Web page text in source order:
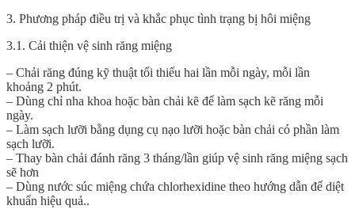
3. Phương pháp điều trị và khắc phục tình trạng bị hôi miệng
3.1. Cải thiện vệ sinh răng miệng
– Chải răng đúng kỹ thuật tối thiểu hai lần mỗi ngày, mỗi lần
khoảng 2 phút.
– Dùng chỉ nha khoa hoặc bàn chải kẽ để làm sạch kẽ răng mỗi
ngày.
– Làm sạch lưỡi bằng dụng cụ nạo lưỡi hoặc bàn chải có phần làm
sạch lưỡi.
– Thay bàn chải đánh răng 3 tháng/lần giúp vệ sinh răng miệng sạch
sẽ hơn
– Dùng nước súc miệng chứa chlorhexidine theo hướng dẫn để diệt
khuẩn hiệu quả..